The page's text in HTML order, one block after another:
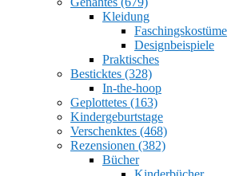
Kleidung
Faschingskostüme
Designbeispiele
Praktisches
Besticktes (328)
In-the-hoop
Geplottetes (163)
Kindergeburtstage
Verschenktes (468)
Rezensionen (382)
Bücher